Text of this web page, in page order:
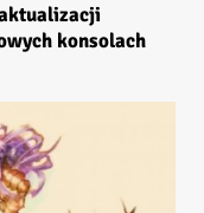
konsolach